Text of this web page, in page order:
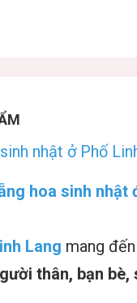
nhật ở Phố
hoa sinh nhật
Lang mang
thân, bạn bè,